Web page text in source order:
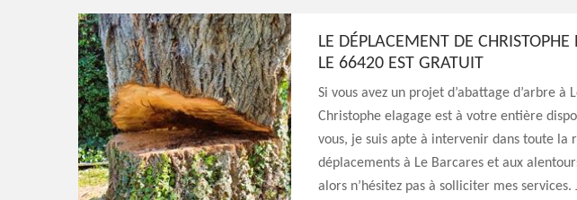
LE DÉPLACEMENT DE
LE 66420 EST GRATUIT
Si vous avez un projet d’abattage d’arbre à
Christophe elagage est à votre entière
vous, je suis apte à intervenir dans toute la
déplacements à Le Barcares et aux
alors n’hésitez pas à solliciter mes services.